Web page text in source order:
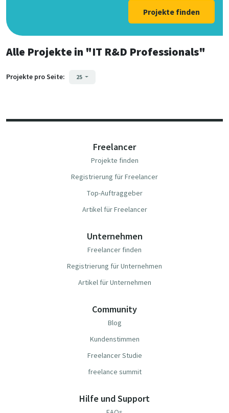
Projekte finden
Alle Projekte in "IT R&D Professionals"
Projekte pro Seite: 25
Freelancer
Projekte finden
Registrierung für Freelancer
Top-Auftraggeber
Artikel für Freelancer
Unternehmen
Freelancer finden
Registrierung für Unternehmen
Artikel für Unternehmen
Community
Blog
Kundenstimmen
Freelancer Studie
freelance summit
Hilfe und Support